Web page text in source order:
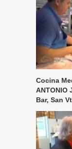
Cocina
ANTONIO
Bar, San